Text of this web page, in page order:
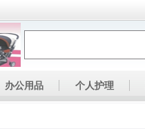
办公用品 个人护理